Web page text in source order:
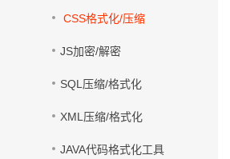
CSS格式化/压缩
JS加密/解密
SQL压缩/格式化
XML压缩/格式化
JAVA代码格式化工具